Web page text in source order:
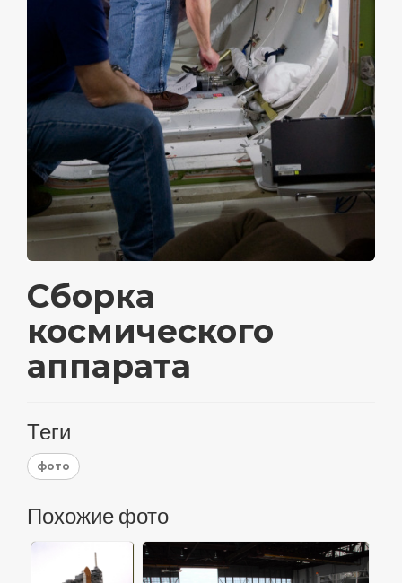
Сборка
космического
аппарата
Теги
фото
Похожие фото